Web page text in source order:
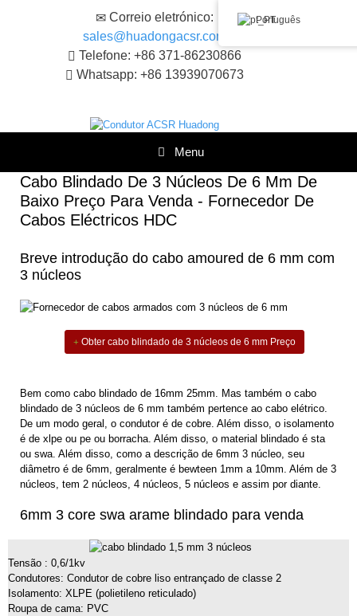
Correio eletrónico:
sales@huadongacsr.com
Telefone: +86 371-86230866
Whatsapp: +86 13939070673
Menu
Cabo Blindado De 3 Núcleos De 6 Mm De
Baixo Preço Para Venda - Fornecedor De
Cabos Eléctricos HDC
Breve introdução do cabo amoured de 6 mm com
3 núcleos
Obter cabo blindado de 3 núcleos de 6 mm Preço
Bem como cabo blindado de 16mm 25mm. Mas também o cabo
blindado de 3 núcleos de 6 mm também pertence ao cabo elétrico.
De um modo geral, o condutor é de cobre. Além disso, o isolamento
é de xlpe ou pe ou borracha. Além disso, o material blindado é sta
ou swa. Além disso, como a descrição de 6mm 3 núcleo, seu
diâmetro é de 6mm, geralmente é bewteen 1mm a 10mm. Além de 3
núcleos, tem 2 núcleos, 4 núcleos, 5 núcleos e assim por diante.
6mm 3 core swa arame blindado para venda
Tensão : 0,6/1kv
Condutores: Condutor de cobre liso entrançado de classe 2
Isolamento: XLPE (polietileno reticulado)
Roupa de cama: PVC
Português